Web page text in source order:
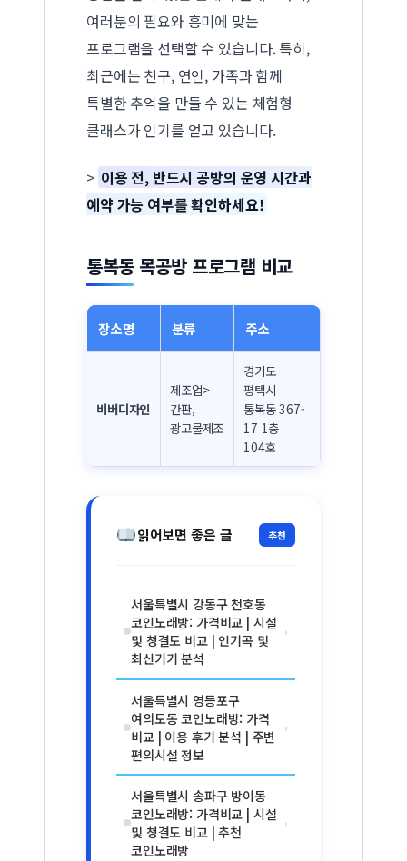
여러분의 필요와 흥미에 맞는
프로그램을 선택할 수 있습니다. 특히,
최근에는 친구, 연인, 가족과 함께
특별한 추억을 만들 수 있는 체험형
클래스가 인기를 얻고 있습니다.
> 이용 전, 반드시 공방의 운영 시간과
예약 가능 여부를 확인하세요!
통복동 목공방 프로그램 비교
장소명 분류 주소
비버디자인
제조업>
간판,
광고물제조
경기도
평택시
통복동 367-
17 1층
104호
읽어보면 좋은 글 추천
서울특별시 강동구 천호동
코인노래방: 가격비교 | 시설
및 청결도 비교 | 인기곡 및
최신기기 분석
›
서울특별시 영등포구
여의도동 코인노래방: 가격
비교 | 이용 후기 분석 | 주변
편의시설 정보
›
서울특별시 송파구 방이동
코인노래방: 가격비교 | 시설
및 청결도 비교 | 추천
코인노래방
›